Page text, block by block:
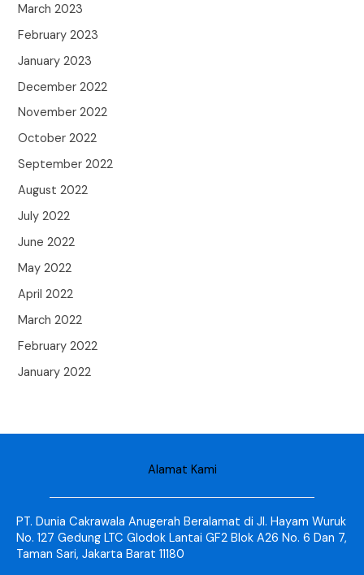
March 2023
February 2023
January 2023
December 2022
November 2022
October 2022
September 2022
August 2022
July 2022
June 2022
May 2022
April 2022
March 2022
February 2022
January 2022
Alamat Kami
PT. Dunia Cakrawala Anugerah Beralamat di Jl. Hayam Wuruk
No. 127 Gedung LTC Glodok Lantai GF2 Blok A26 No. 6 Dan 7,
Taman Sari, Jakarta Barat 11180